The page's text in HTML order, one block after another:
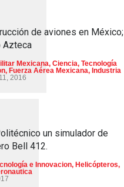
de aviones en México;
Azteca
Mexicana, Ciencia, Tecnología
, Fuerza Aérea Mexicana, Industria
2016
un simulador de
Bell 412.
e Innovacion, Helicópteros,